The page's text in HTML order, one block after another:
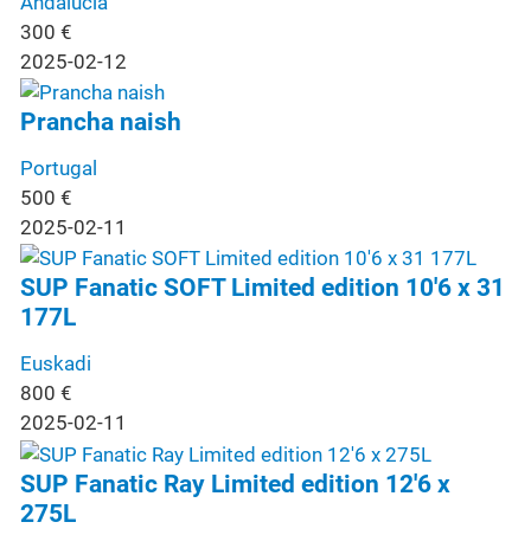
300 €
2025-02-12
Prancha naish
Portugal
500 €
2025-02-11
SUP Fanatic SOFT Limited edition 10'6 x 31
177L
Euskadi
800 €
2025-02-11
SUP Fanatic Ray Limited edition 12'6 x
275L